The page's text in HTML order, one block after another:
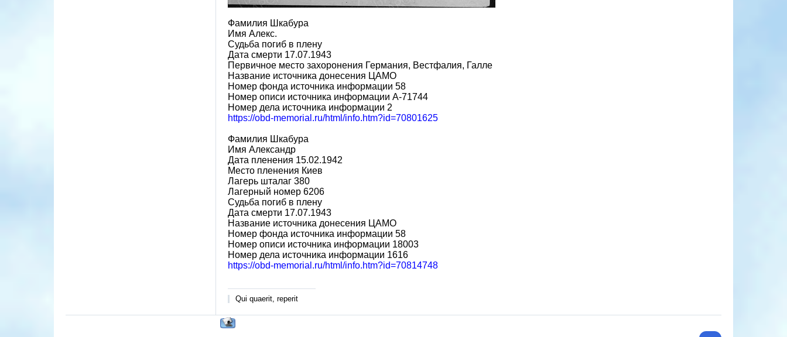
Фамилия Шкабура
Имя Алекс.
Судьба погиб в плену
Дата смерти 17.07.1943
Первичное место захоронения Германия, Вестфалия, Галле
Название источника донесения ЦАМО
Номер фонда источника информации 58
Номер описи источника информации A-71744
Номер дела источника информации 2
https://obd-memorial.ru/html/info.htm?id=70801625
Фамилия Шкабура
Имя Александр
Дата пленения 15.02.1942
Место пленения Киев
Лагерь шталаг 380
Лагерный номер 6206
Судьба погиб в плену
Дата смерти 17.07.1943
Название источника донесения ЦАМО
Номер фонда источника информации 58
Номер описи источника информации 18003
Номер дела источника информации 1616
https://obd-memorial.ru/html/info.htm?id=70814748
Qui quaerit, reperit